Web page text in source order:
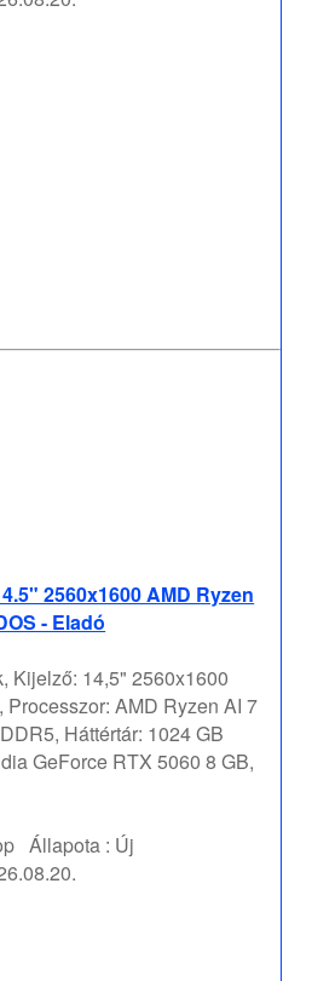
2560x1600 AMD Ryzen
- Eladó
Kijelző: 14,5" 2560x1600
Processzor: AMD Ryzen AI 7
Háttértár: 1024 GB
GeForce RTX 5060 8 GB,
Állapota : Új